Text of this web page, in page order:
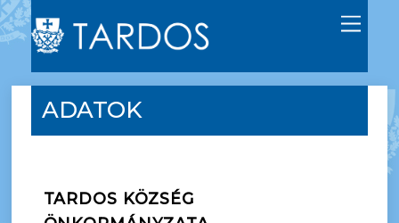
M
e
ADATOK
TARDOS KÖZSÉG